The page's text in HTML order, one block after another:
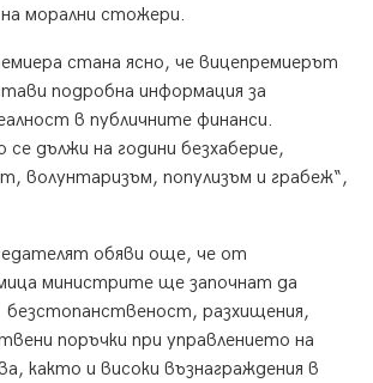
морални стожери.
стана ясно, че вицепремиерът
подробна информация за
в публичните финанси.
дължи на години безхаберие,
волунтаризъм, популизъм и грабеж“,
обяви още, че от
министрите ще започнат да
безстопанственост, разхищения,
поръчки при управлението на
както и високи възнаграждения в